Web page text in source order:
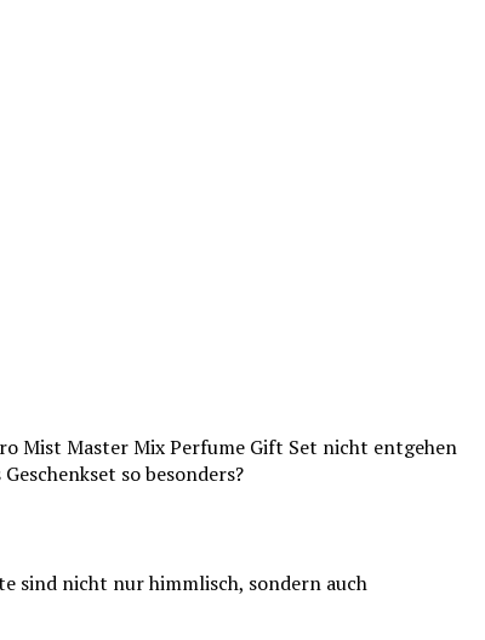
Mist Master Mix Perfume Gift Set nicht entgehen
so besonders?
sind nicht nur himmlisch, sondern auch